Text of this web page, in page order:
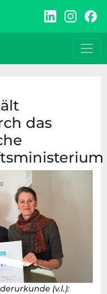
das
(v.l.):